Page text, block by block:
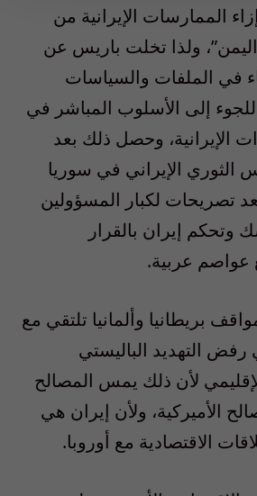
الممارسات الإيرانية من
ولذا تخلت باريس عن
في الملفات والسياسات
إلى الأسلوب المباشر في
الإيرانية، وحصل ذلك بعد
الثوري الإيراني في سوريا
تصريحات لكبار المسؤولين
وتحكم إيران بالقرار
عواصم عربية.
بريطانيا وألمانيا تلتقي مع
التهديد الباليستي
لأن ذلك يمس المصالح
الأميركية، ولأن إيران هي
الاقتصادية مع أوروبا.